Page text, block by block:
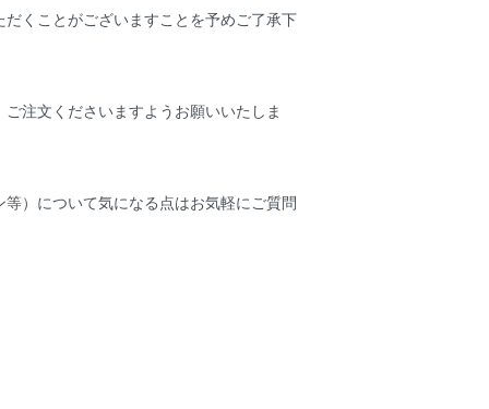
くことがございますことを予めご了承下
注文くださいますようお願いいたしま
）について気になる点はお気軽にご質問